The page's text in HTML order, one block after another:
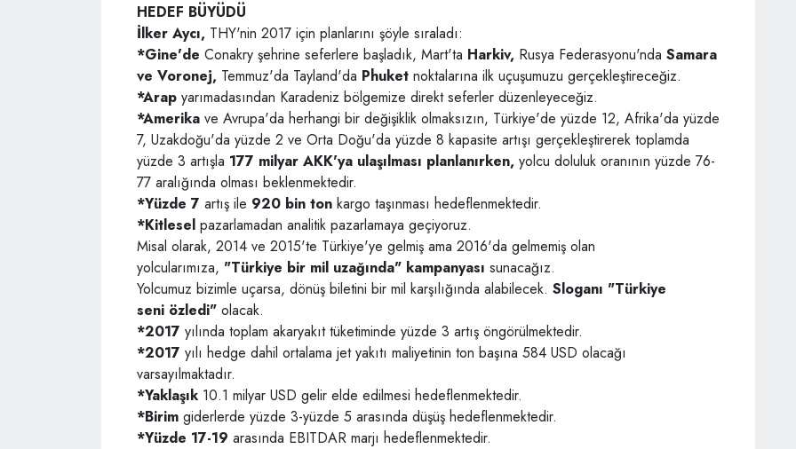
HEDEF BÜYÜDÜ
İlker Aycı, THY'nin 2017 için planlarını şöyle sıraladı:
*Gine'de Conakry şehrine seferlere başladık, Mart'ta Harkiv, Rusya Federasyonu'nda Samara
ve Voronej, Temmuz'da Tayland'da Phuket noktalarına ilk uçuşumuzu gerçekleştireceğiz.
*Arap yarımadasından Karadeniz bölgemize direkt seferler düzenleyeceğiz.
*Amerika ve Avrupa'da herhangi bir değişiklik olmaksızın, Türkiye'de yüzde 12, Afrika'da yüzde
7, Uzakdoğu'da yüzde 2 ve Orta Doğu'da yüzde 8 kapasite artışı gerçekleştirerek toplamda
yüzde 3 artışla 177 milyar AKK'ya ulaşılması planlanırken, yolcu doluluk oranının yüzde 76-
77 aralığında olması beklenmektedir.
*Yüzde 7 artış ile 920 bin ton kargo taşınması hedeflenmektedir.
*Kitlesel pazarlamadan analitik pazarlamaya geçiyoruz.
Misal olarak, 2014 ve 2015'te Türkiye'ye gelmiş ama 2016'da gelmemiş olan
yolcularımıza, "Türkiye bir mil uzağında" kampanyası sunacağız.
Yolcumuz bizimle uçarsa, dönüş biletini bir mil karşılığında alabilecek. Sloganı "Türkiye
seni özledi" olacak.
*2017 yılında toplam akaryakıt tüketiminde yüzde 3 artış öngörülmektedir.
*2017 yılı hedge dahil ortalama jet yakıtı maliyetinin ton başına 584 USD olacağı
varsayılmaktadır.
*Yaklaşık 10.1 milyar USD gelir elde edilmesi hedeflenmektedir.
*Birim giderlerde yüzde 3-yüzde 5 arasında düşüş hedeflenmektedir.
*Yüzde 17-19 arasında EBITDAR marjı hedeflenmektedir.